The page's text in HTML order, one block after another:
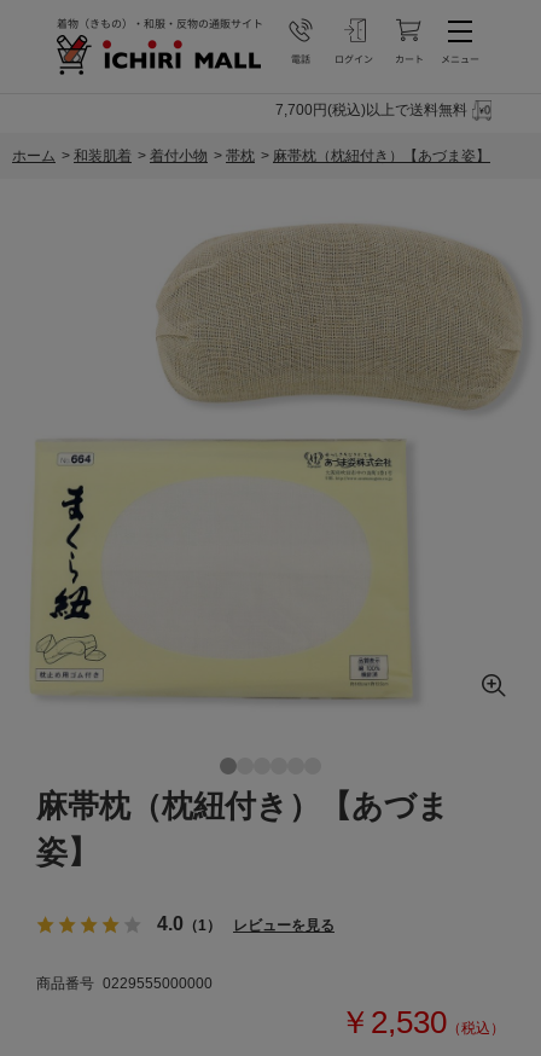
7,700円(税込)以上で送料無料
ホーム > 和装肌着 > 着付小物 > 帯枕 > 麻帯枕（枕紐付き）【あづま姿】
麻帯枕（枕紐付き）【あづま
姿】
4.0 （1） レビューを見る
商品番号 0229555000000
￥2,530 （税込）